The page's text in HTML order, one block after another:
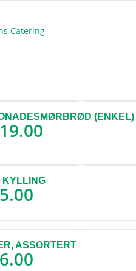
(ENKEL)
KYLLING
ASSORTERT